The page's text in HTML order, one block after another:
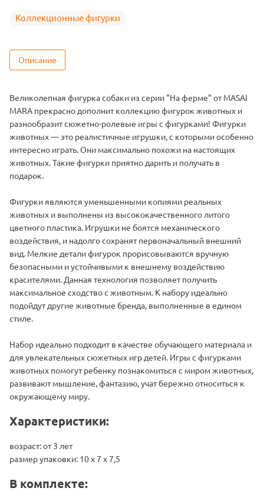
Коллекционные фигурки
Описание
Великолепная фигурка собаки из серии "На ферме" от MASAI
MARA прекрасно дополнит коллекцию фигурок животных и
разнообразит сюжетно-ролевые игры с фигурками! Фигурки
животных — это реалистичные игрушки, с которыми особенно
интересно играть. Они максимально похожи на настоящих
животных. Такие фигурки приятно дарить и получать в
подарок.
Фигурки являются уменьшенными копиями реальных
животных и выполнены из высококачественного литого
цветного пластика. Игрушки не боятся механического
воздействия, и надолго сохранят первоначальный внешний
вид. Мелкие детали фигурок прорисовываются вручную
безопасными и устойчивыми к внешнему воздействию
красителями. Данная технология позволяет получить
максимальное сходство с животным. К набору идеально
подойдут другие животные бренда, выполненные в едином
стиле.
Набор идеально подходит в качестве обучающего материала и
для увлекательных сюжетных игр детей. Игры с фигурками
животных помогут ребенку познакомиться с миром животных,
развивают мышление, фантазию, учат бережно относиться к
окружающему миру.
Характеристики:
возраст: от 3 лет
размер упаковки: 10 х 7 х 7,5
В комплекте: